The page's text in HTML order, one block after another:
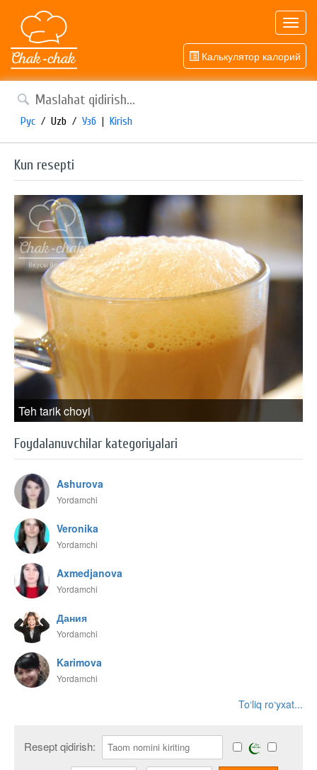
Калькулятор калорий
Рус / Uzb / Узб | Kirish
Kun resepti
Teh tarik choyi
Foydalanuvchilar kategoriyalari
Ashurova
Yordamchi
Veronika
Yordamchi
Axmedjanova
Yordamchi
Дания
Yordamchi
Karimova
Yordamchi
To‘liq ro‘yxat...
Resept qidirish: